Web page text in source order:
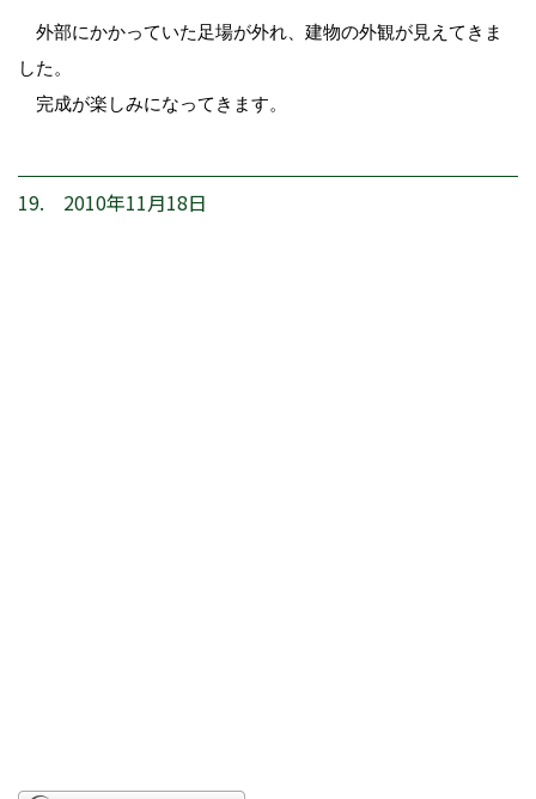
外部にかかっていた足場が外れ、建物の外観が見えてきま
した。
完成が楽しみになってきます。
19. 2010年11月18日